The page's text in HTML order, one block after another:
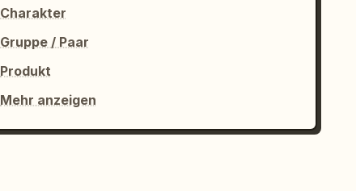
Charakter
Gruppe / Paar
Produkt
Mehr anzeigen